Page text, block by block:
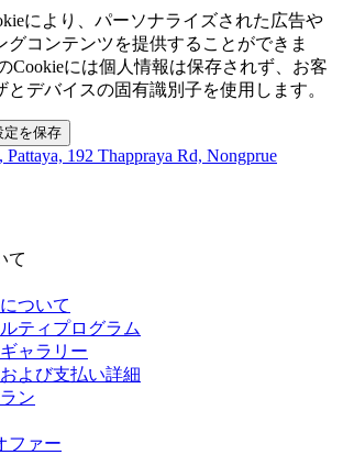
により、パーソナライズされた広告や
グコンテンツを提供することができま
Cookieには個人情報は保存されず、お客
とデバイスの固有識別子を使用します。
定を保存
192 Thappraya Rd, Nongprue
て
ついて
ティプログラム
ャラリー
よび支払い詳細
ン
ファー